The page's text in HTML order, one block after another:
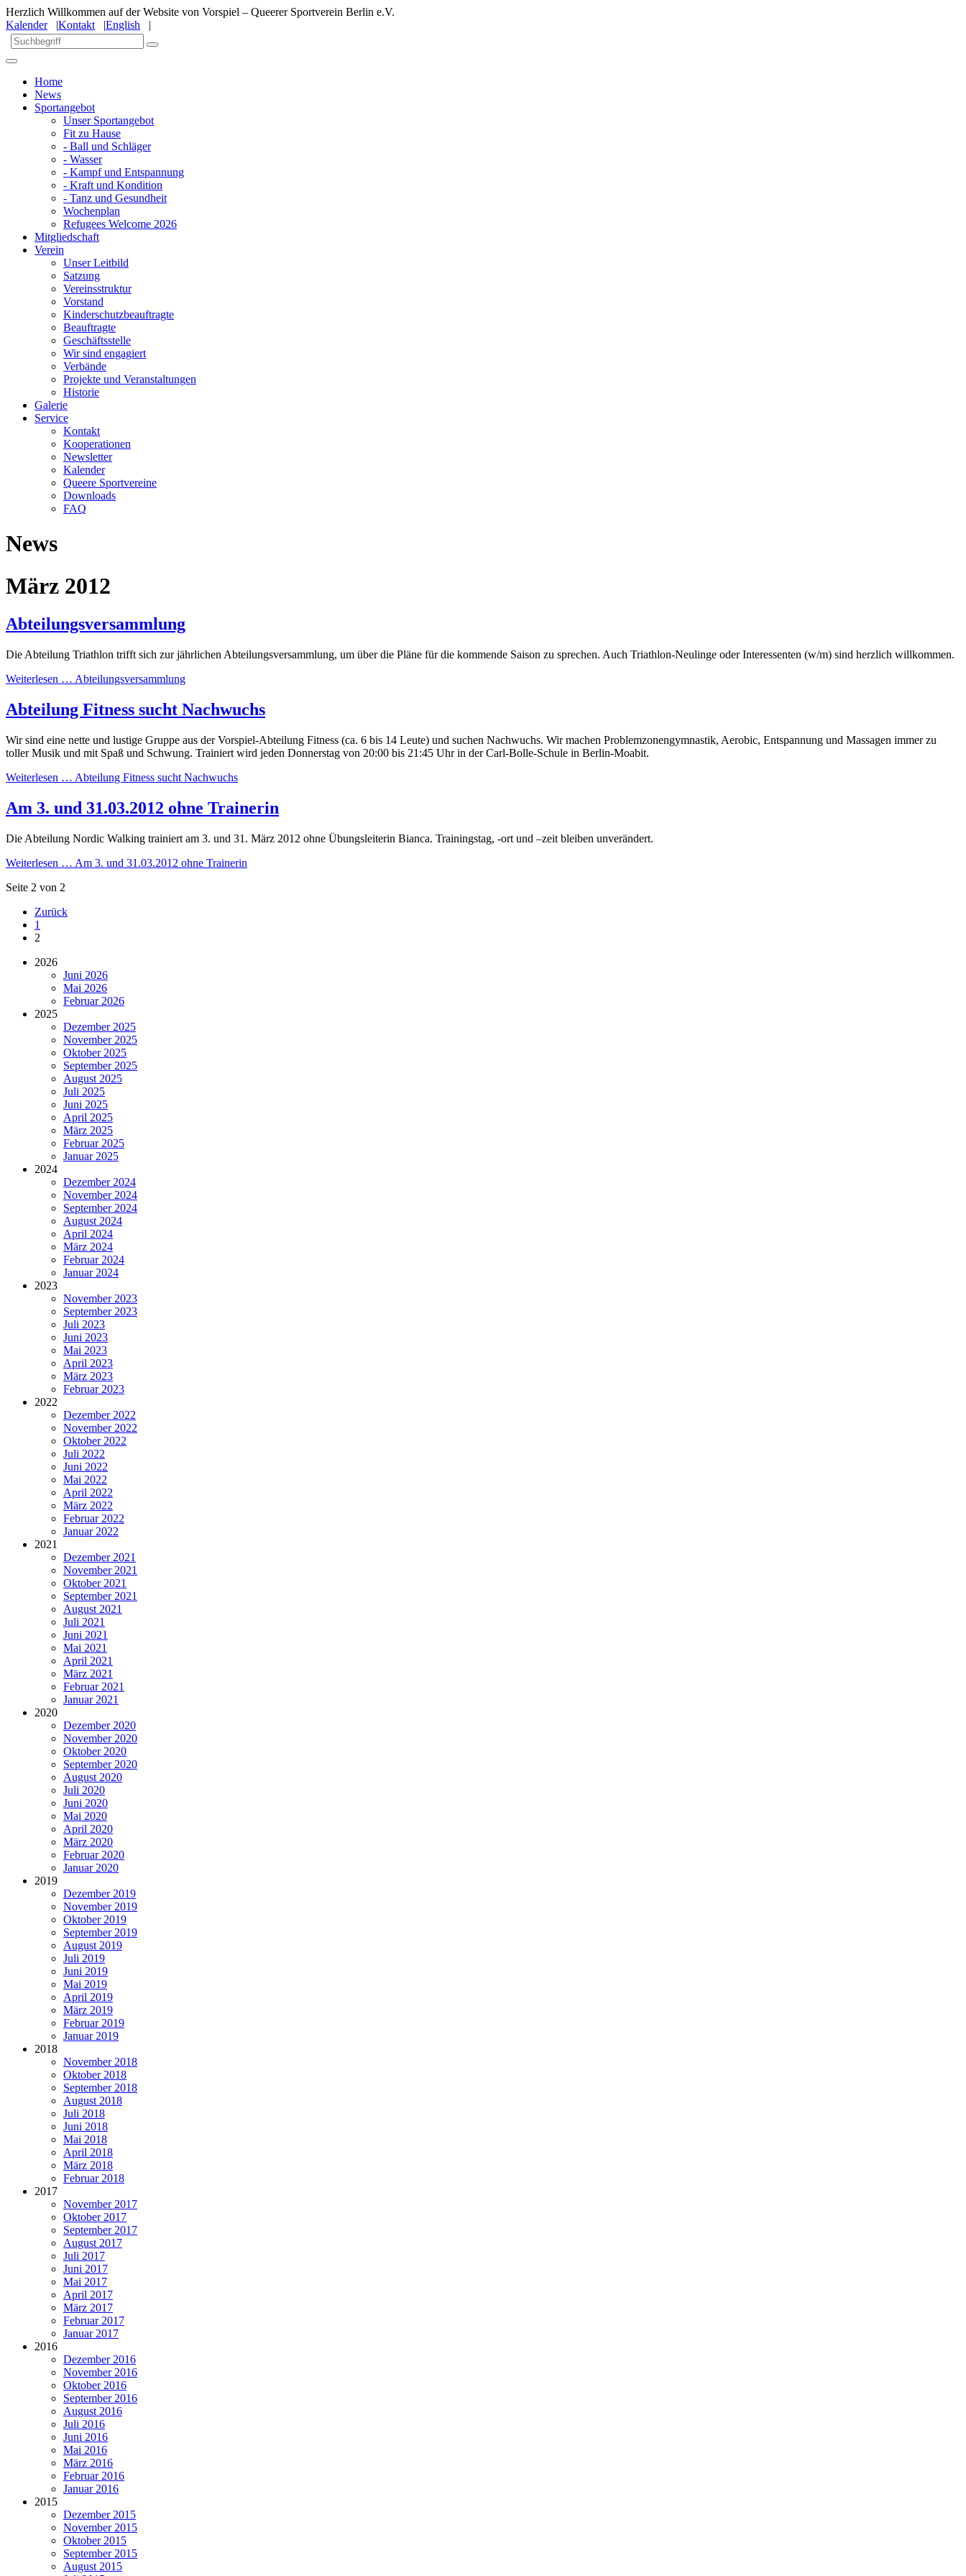
Herzlich Willkommen auf der Website von Vorspiel – Queerer Sportverein Berlin e.V.
Kalender|Kontakt |English |
Home
News
Sportangebot
Unser Sportangebot
Fit zu Hause
- Ball und Schläger
- Wasser
- Kampf und Entspannung
- Kraft und Kondition
- Tanz und Gesundheit
Wochenplan
Refugees Welcome 2026
Mitgliedschaft
Verein
Unser Leitbild
Satzung
Vereinsstruktur
Vorstand
Kinderschutzbeauftragte
Beauftragte
Geschäftsstelle
Wir sind engagiert
Verbände
Projekte und Veranstaltungen
Historie
Galerie
Service
Kontakt
Kooperationen
Newsletter
Kalender
Queere Sportvereine
Downloads
FAQ
News
März 2012
Abteilungsversammlung
Die Abteilung Triathlon trifft sich zur jährlichen Abteilungsversammlung, um über die Pläne für die kommende Saison zu sprechen. Auch Triathlon-Neulinge oder Interessenten (w/m) sind herzlich willkommen.
Weiterlesen … Abteilungsversammlung
Abteilung Fitness sucht Nachwuchs
Wir sind eine nette und lustige Gruppe aus der Vorspiel-Abteilung Fitness (ca. 6 bis 14 Leute) und suchen Nachwuchs. Wir machen Problemzonengymnastik, Aerobic, Entspannung und Massagen immer zu
toller Musik und mit Spaß und Schwung. Trainiert wird jeden Donnerstag von 20:00 bis 21:45 Uhr in der Carl-Bolle-Schule in Berlin-Moabit.
Weiterlesen … Abteilung Fitness sucht Nachwuchs
Am 3. und 31.03.2012 ohne Trainerin
Die Abteilung Nordic Walking trainiert am 3. und 31. März 2012 ohne Übungsleiterin Bianca. Trainingstag, -ort und –zeit bleiben unverändert.
Weiterlesen … Am 3. und 31.03.2012 ohne Trainerin
Seite 2 von 2
Zurück
1
2
2026
Juni 2026
Mai 2026
Februar 2026
2025
Dezember 2025
November 2025
Oktober 2025
September 2025
August 2025
Juli 2025
Juni 2025
April 2025
März 2025
Februar 2025
Januar 2025
2024
Dezember 2024
November 2024
September 2024
August 2024
April 2024
März 2024
Februar 2024
Januar 2024
2023
November 2023
September 2023
Juli 2023
Juni 2023
Mai 2023
April 2023
März 2023
Februar 2023
2022
Dezember 2022
November 2022
Oktober 2022
Juli 2022
Juni 2022
Mai 2022
April 2022
März 2022
Februar 2022
Januar 2022
2021
Dezember 2021
November 2021
Oktober 2021
September 2021
August 2021
Juli 2021
Juni 2021
Mai 2021
April 2021
März 2021
Februar 2021
Januar 2021
2020
Dezember 2020
November 2020
Oktober 2020
September 2020
August 2020
Juli 2020
Juni 2020
Mai 2020
April 2020
März 2020
Februar 2020
Januar 2020
2019
Dezember 2019
November 2019
Oktober 2019
September 2019
August 2019
Juli 2019
Juni 2019
Mai 2019
April 2019
März 2019
Februar 2019
Januar 2019
2018
November 2018
Oktober 2018
September 2018
August 2018
Juli 2018
Juni 2018
Mai 2018
April 2018
März 2018
Februar 2018
2017
November 2017
Oktober 2017
September 2017
August 2017
Juli 2017
Juni 2017
Mai 2017
April 2017
März 2017
Februar 2017
Januar 2017
2016
Dezember 2016
November 2016
Oktober 2016
September 2016
August 2016
Juli 2016
Juni 2016
Mai 2016
März 2016
Februar 2016
Januar 2016
2015
Dezember 2015
November 2015
Oktober 2015
September 2015
August 2015